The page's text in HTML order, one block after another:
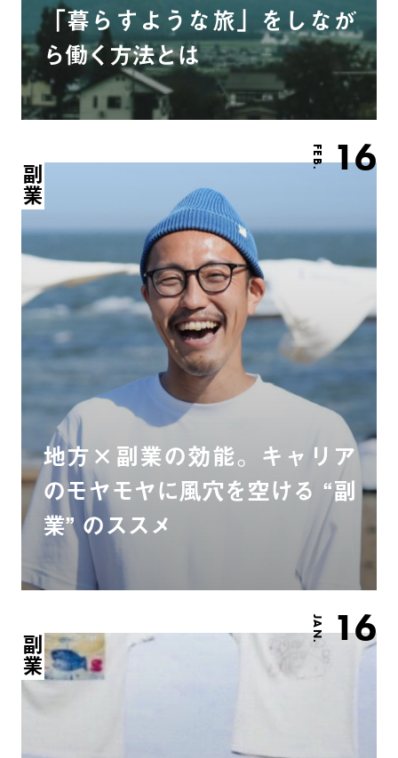
「暮らすような旅」をしなが
ら働く方法とは
FEB. 16
副業
地方×副業の効能。キャリア
のモヤモヤに風穴を空ける “副
業” のススメ
JAN. 16
副業